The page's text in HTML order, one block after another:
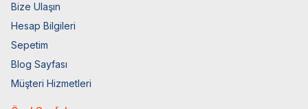
Bize Ulaşın
Hesap Bilgileri
Sepetim
Blog Sayfası
Müşteri Hizmetleri